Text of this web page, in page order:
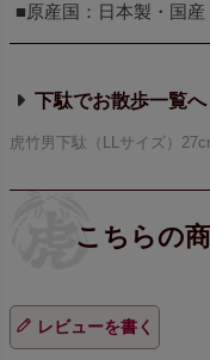
■原産国：日本製・国産
下駄でお散歩
虎竹男下駄（LLサイズ）
レビューを書く